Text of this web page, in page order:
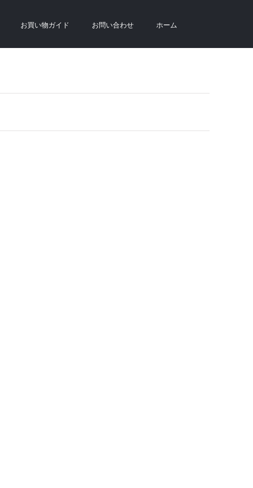
お買い物ガイド お問い合わせ ホーム